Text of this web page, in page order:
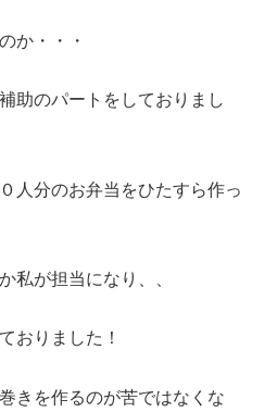
か・・・
助のパートをしておりまし
人分のお弁当をひたすら作っ
私が担当になり、、
おりました！
きを作るのが苦ではなくな